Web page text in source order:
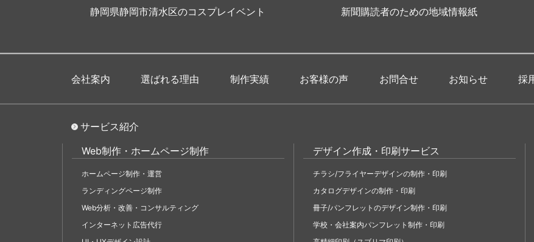
静岡県静岡市清水区のコスプレイベント 新聞購読者のための地域情報紙
会社案内 選ばれる理由 制作実績 お客様の声 お問合せ お知らせ 採
サービス紹介
Web制作・ホームページ制作
ホームページ制作・運営
ランディングページ制作
Web分析・改善・コンサルティング
インターネット広告代行
デザイン作成・印刷サービス
チラシ/フライヤーデザインの制作・印刷
カタログデザインの制作・印刷
冊子/パンフレットのデザイン制作・印刷
学校・会社案内パンフレット制作・印刷